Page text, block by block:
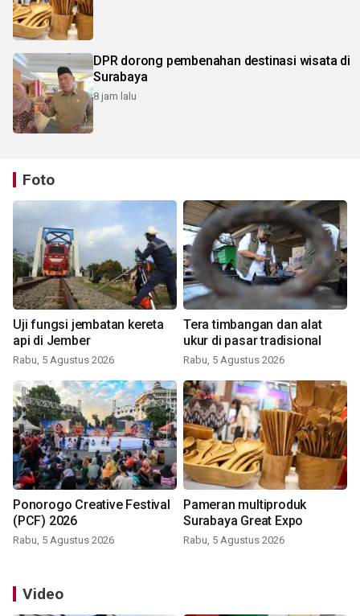
DPR dorong pembenahan destinasi wisata di
Surabaya
8 jam lalu
Foto
Uji fungsi jembatan kereta
api di Jember
Rabu, 5 Agustus 2026
Tera timbangan dan alat
ukur di pasar tradisional
Rabu, 5 Agustus 2026
Ponorogo Creative Festival
(PCF) 2026
Rabu, 5 Agustus 2026
Pameran multiproduk
Surabaya Great Expo
Rabu, 5 Agustus 2026
Video